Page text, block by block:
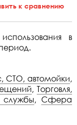
к сравнению
в
СТО, автомойки,
,Торговля,
службы, Сфера